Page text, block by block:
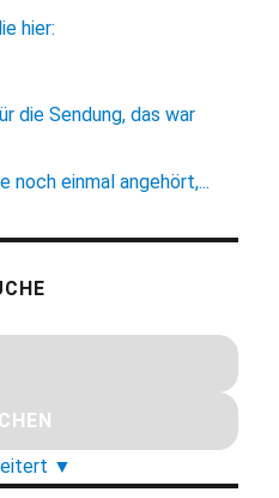
hier:
die Sendung, das war
noch einmal angehört,...
▼